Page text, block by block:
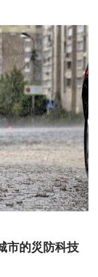
市的災防科技